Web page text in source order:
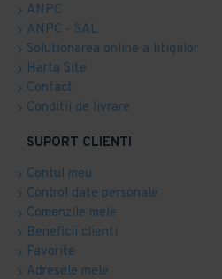
ANPC
ANPC - SAL
Solutionarea online a litigiilor
Harta Site
Contact
Conditii de livrare
SUPORT CLIENTI
Contul meu
Control date personale
Comenzile mele
Beneficii clienti
Favorite
Adresele mele